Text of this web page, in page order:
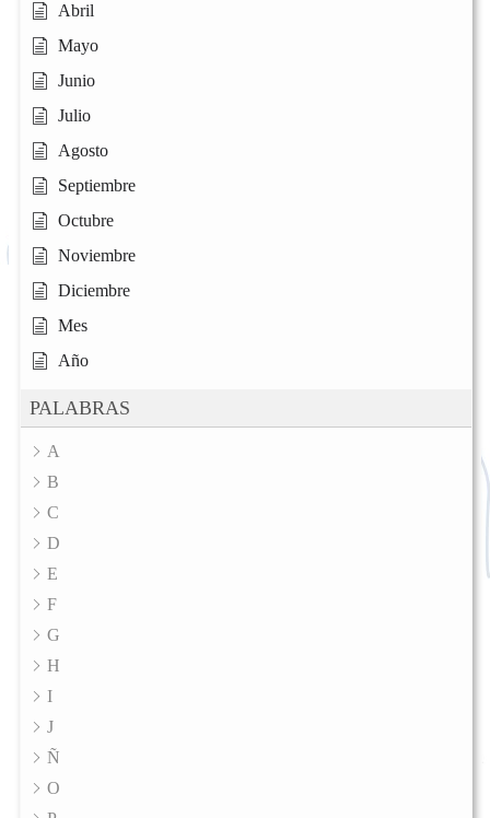
Abril
Mayo
Junio
Julio
Agosto
Septiembre
Octubre
Noviembre
Diciembre
Mes
Año
PALABRAS
A
B
C
D
E
F
G
H
I
J
Ñ
O